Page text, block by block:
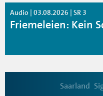
Audio | 03.08.2026 | SR 3
Friemeleien: Kein
Saarland